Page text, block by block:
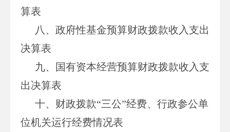
算表
八、政府性基金预算财政拨款收入支出
决算表
九、国有资本经营预算财政拨款收入支
出决算表
十、财政拨款“三公”经费、行政参公单
位机关运行经费情况表